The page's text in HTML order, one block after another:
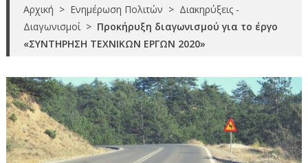
Αρχική > Ενημέρωση Πολιτών > Διακηρύξεις -
Διαγωνισμοί > Προκήρυξη διαγωνισμού για το έργο
«ΣΥΝΤΗΡΗΣΗ ΤΕΧΝΙΚΩΝ ΕΡΓΩΝ 2020»